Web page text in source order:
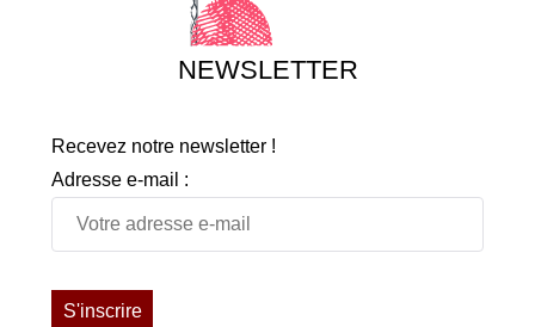
NEWSLETTER
Recevez notre newsletter !
Adresse e-mail :